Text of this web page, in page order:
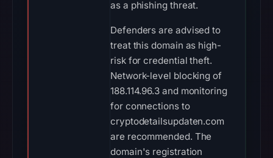
as a phishing threat.
Defenders are advised to
treat this domain as high-
risk for credential theft.
Network-level blocking of
188.114.96.3 and monitoring
for connections to
cryptodetailsupdaten.com
are recommended. The
domain's registration